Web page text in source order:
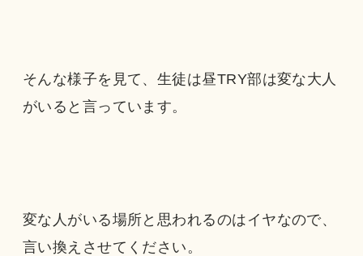
そんな様子を見て、生徒は昼TRY部は変な大人
がいると言っています。
変な人がいる場所と思われるのはイヤなので、
言い換えさせてください。